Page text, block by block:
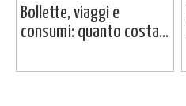
Bollette, viaggi e
consumi: quanto costa...